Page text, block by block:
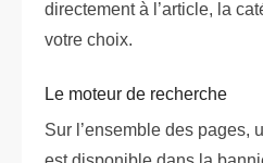
directement à l’article, la
votre choix.
Le moteur de recherche
Sur l’ensemble des pages,